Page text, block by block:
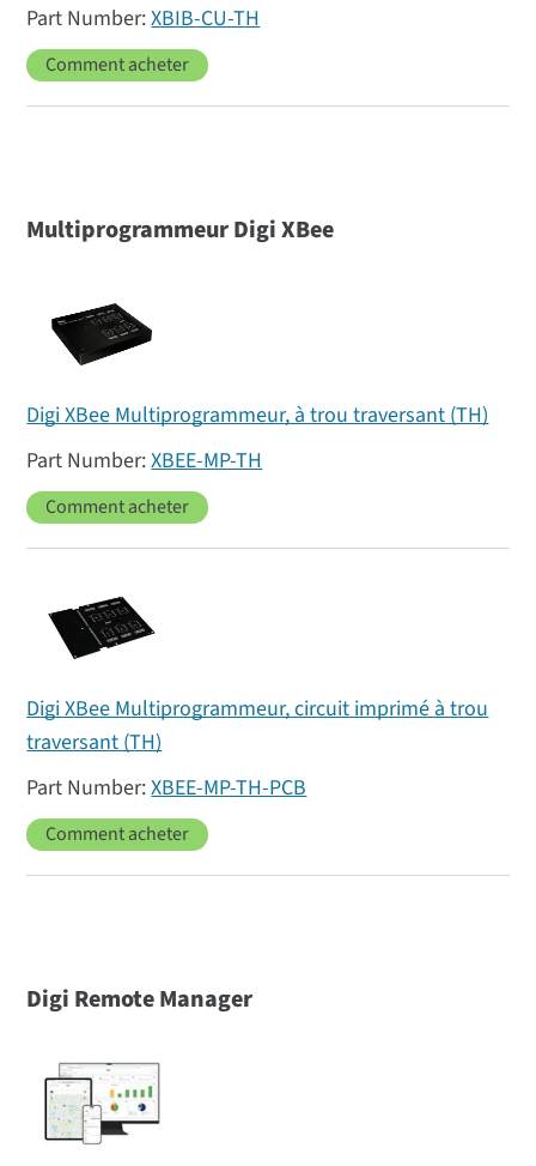
XBIB-CU-TH
Comment acheter
MultiprogrammeurDigi XBee
Digi XBee Multiprogrammeur, à trou traversant (TH)
XBEE-MP-TH
Comment acheter
Digi XBee Multiprogrammeur, circuit imprimé à trou
traversant (TH)
XBEE-MP-TH-PCB
Comment acheter
Digi Remote Manager